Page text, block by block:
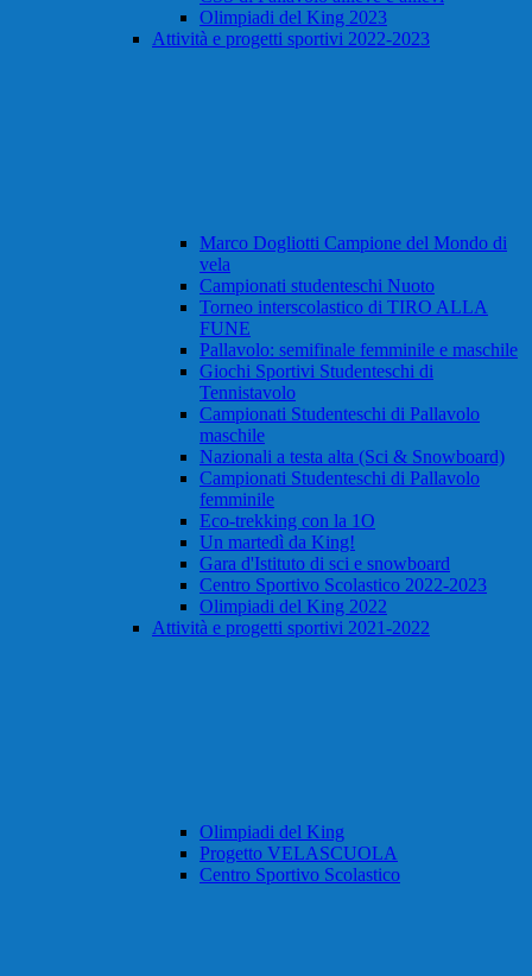
Olimpiadi del King 2023
Attività e progetti sportivi 2022-2023
Marco Dogliotti Campione del Mondo di
vela
Campionati studenteschi Nuoto
Torneo interscolastico di TIRO ALLA
FUNE
Pallavolo: semifinale femminile e maschile
Giochi Sportivi Studenteschi di
Tennistavolo
Campionati Studenteschi di Pallavolo
maschile
Nazionali a testa alta (Sci & Snowboard)
Campionati Studenteschi di Pallavolo
femminile
Eco-trekking con la 1O
Un martedì da King!
Gara d'Istituto di sci e snowboard
Centro Sportivo Scolastico 2022-2023
Olimpiadi del King 2022
Attività e progetti sportivi 2021-2022
Olimpiadi del King
Progetto VELASCUOLA
Centro Sportivo Scolastico